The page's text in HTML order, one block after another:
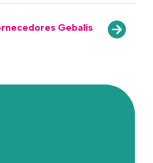
Gebalis